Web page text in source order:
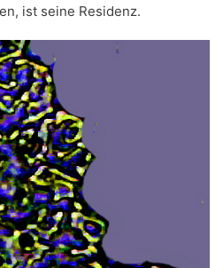
ist seine Residenz.